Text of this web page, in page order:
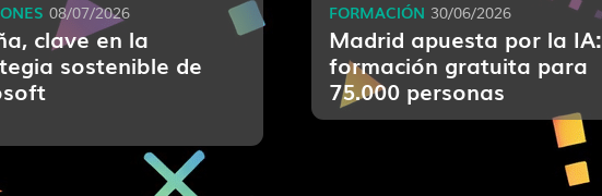
clave en la
sostenible de
08/07/2026
Madrid apuesta por la IA:
formación gratuita para
75.000 personas
FORMACIÓN 30/06/2026